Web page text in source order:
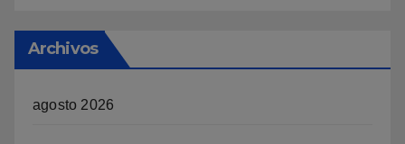
Archivos
agosto 2026